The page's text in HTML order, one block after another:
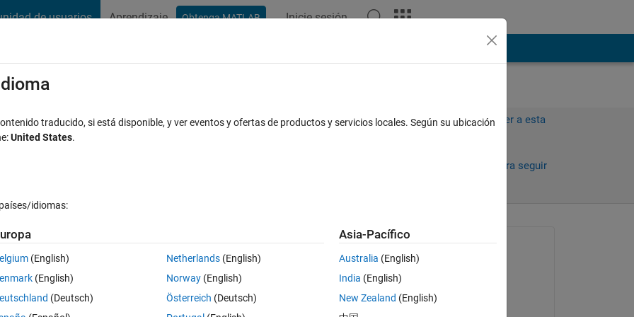
de usuarios Aprendizaje Obtenga MATLAB Inicie sesión
analysis
Iniciar sesión para responder a esta
Iniciar sesión para seguir
Madhuvanthi A
el 8 de Feb. de 2014
traducido, si está disponible, y ver eventos y ofertas de productos y servicios locales. Según su ubicación
United States.
idiomas:
(English)
(English)
(Deutsch)
Netherlands(English)
Norway(English)
Österreich (Deutsch)
Asia-Pacífico
Australia (English)
India (English)
New Zealand (English)